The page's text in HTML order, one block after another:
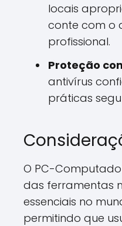
locais
conte com o
profissional.
Proteção
antivírus
práticas
O PC-
das ferramentas
essenciais no
permitindo que